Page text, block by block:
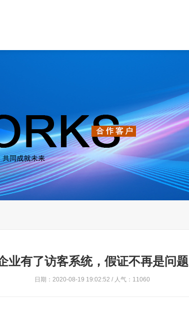
业有了访客系统，假证不再是问题
日期：2020-08-19 19:02:52 / 人气：11060